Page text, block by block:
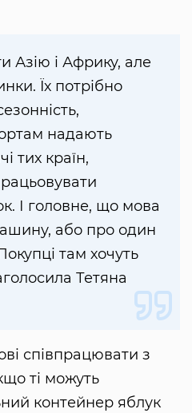
Азію і Африку, але
Їх потрібно
надають
тих країн,
І головне, що мова
або про один
там хочуть
Тетяна
співпрацювати з
ті можуть
контейнер яблук